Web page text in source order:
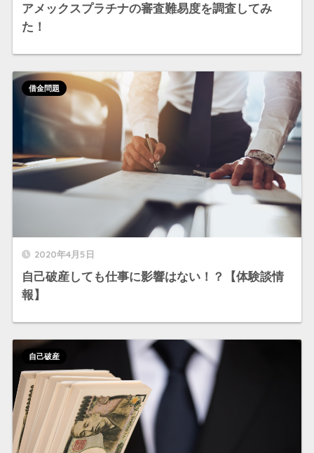
アメックスプラチナの審査難易度を調査してみ
た！
2020年4月5日
自己破産しても仕事に影響はない！？【体験談情
報】
借金問題
自己破産